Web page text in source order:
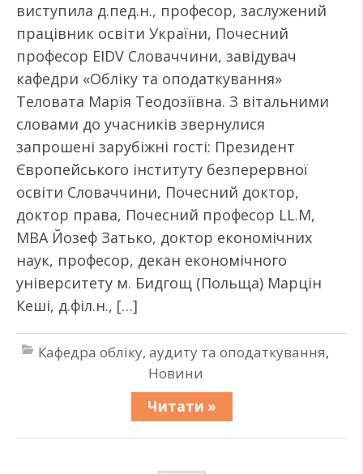
виступила д.пед.н., професор, заслужений
працівник освіти України, Почесний
професор EIDV Словаччини, завідувач
кафедри «Обліку та оподаткування»
Теловата Марія Теодозіївна. З вітальними
словами до учасників звернулися
запрошені зарубіжні гості: Президент
Європейського інституту безперервної
освіти Словаччини, Почесний доктор,
доктор права, Почесний професор LL.M,
MBA Йозеф Затько, доктор економічних
наук, професор, декан економічного
університету м. Бидгощ (Польща) Марцін
Кеші, д.філ.н., […]
Кафедра обліку, аудиту та оподаткування,
Новини
Читати »